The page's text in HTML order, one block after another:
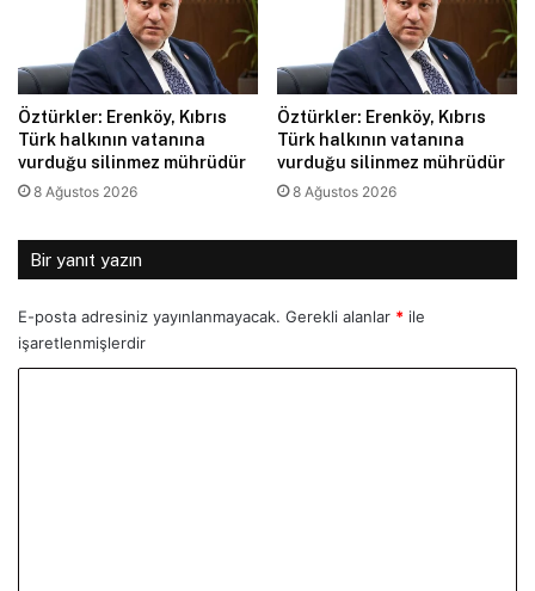
Öztürkler: Erenköy, Kıbrıs
Türk halkının vatanına
vurduğu silinmez mührüdür
8 Ağustos 2026
Öztürkler: Erenköy, Kıbrıs
Türk halkının vatanına
vurduğu silinmez mührüdür
8 Ağustos 2026
Bir yanıt yazın
E-posta adresiniz yayınlanmayacak. Gerekli alanlar * ile
işaretlenmişlerdir